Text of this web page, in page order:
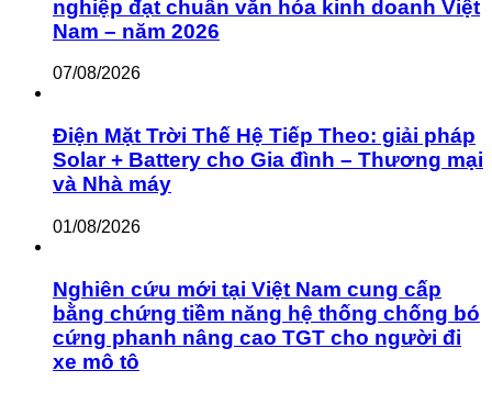
nghiệp đạt chuẩn văn hóa kinh doanh Việt
Nam – năm 2026
07/08/2026
Điện Mặt Trời Thế Hệ Tiếp Theo: giải pháp
Solar + Battery cho Gia đình – Thương mại
và Nhà máy
01/08/2026
Nghiên cứu mới tại Việt Nam cung cấp
bằng chứng tiềm năng hệ thống chống bó
cứng phanh nâng cao TGT cho người đi
xe mô tô